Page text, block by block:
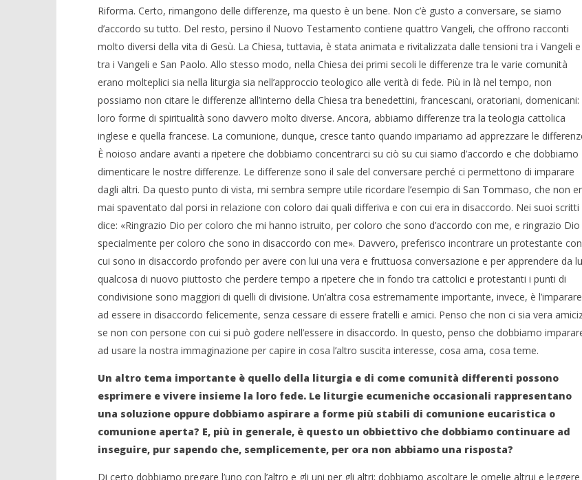
Riforma. Certo, rimangono delle differenze, ma questo è un bene. Non c’è gusto a conversare, se siamo
d’accordo su tutto. Del resto, persino il Nuovo Testamento contiene quattro Vangeli, che offrono racconti
molto diversi della vita di Gesù. La Chiesa, tuttavia, è stata animata e rivitalizzata dalle tensioni tra i Vangeli e
tra i Vangeli e San Paolo. Allo stesso modo, nella Chiesa dei primi secoli le differenze tra le varie comunità
erano molteplici sia nella liturgia sia nell’approccio teologico alle verità di fede. Più in là nel tempo, non
possiamo non citare le differenze all’interno della Chiesa tra benedettini, francescani, oratoriani, domenicani:
loro forme di spiritualità sono davvero molto diverse. Ancora, abbiamo differenze tra la teologia cattolica
inglese e quella francese. La comunione, dunque, cresce tanto quando impariamo ad apprezzare le
È noioso andare avanti a ripetere che dobbiamo concentrarci su ciò su cui siamo d’accordo e che dobbiamo
dimenticare le nostre differenze. Le differenze sono il sale del conversare perché ci permettono di imparare
dagli altri. Da questo punto di vista, mi sembra sempre utile ricordare l’esempio di San Tommaso, che non
mai spaventato dal porsi in relazione con coloro dai quali differiva e con cui era in disaccordo. Nei suoi scritti
dice: «Ringrazio Dio per coloro che mi hanno istruito, per coloro che sono d’accordo con me, e ringrazio Dio
specialmente per coloro che sono in disaccordo con me». Davvero, preferisco incontrare un protestante con
cui sono in disaccordo profondo per avere con lui una vera e fruttuosa conversazione e per apprendere da
qualcosa di nuovo piuttosto che perdere tempo a ripetere che in fondo tra cattolici e protestanti i punti di
condivisione sono maggiori di quelli di divisione. Un’altra cosa estremamente importante, invece, è l’imparare
ad essere in disaccordo felicemente, senza cessare di essere fratelli e amici. Penso che non ci sia vera
se non con persone con cui si può godere nell’essere in disaccordo. In questo, penso che dobbiamo
ad usare la nostra immaginazione per capire in cosa l’altro suscita interesse, cosa ama, cosa teme.
Un altro tema importante è quello della liturgia e di come comunità differenti possono
esprimere e vivere insieme la loro fede. Le liturgie ecumeniche occasionali rappresentano
una soluzione oppure dobbiamo aspirare a forme più stabili di comunione eucaristica o
comunione aperta? E, più in generale, è questo un obbiettivo che dobbiamo continuare ad
inseguire, pur sapendo che, semplicemente, per ora non abbiamo una risposta?
Di certo dobbiamo pregare l’uno con l’altro e gli uni per gli altri; dobbiamo ascoltare le omelie altrui e leggere